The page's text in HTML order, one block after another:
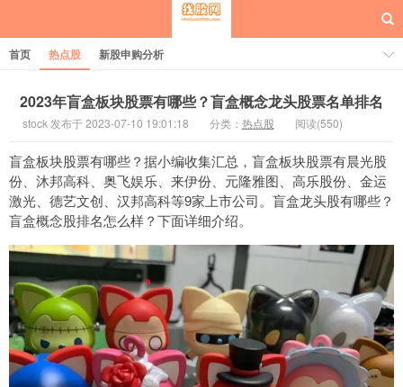
首页 热点股 新股申购分析
2023年盲盒板块股票有哪些？盲盒概念龙头股票名单排名
stock 发布于 2023-07-10 19:01:18 分类： 热点股 阅读(550)
盲盒板块股票有哪些？据小编收集汇总，盲盒板块股票有晨光股
份、沐邦高科、奥飞娱乐、来伊份、元隆雅图、高乐股份、金运
激光、德艺文创、汉邦高科等9家上市公司。盲盒龙头股有哪些？
盲盒概念股排名怎么样？下面详细介绍。